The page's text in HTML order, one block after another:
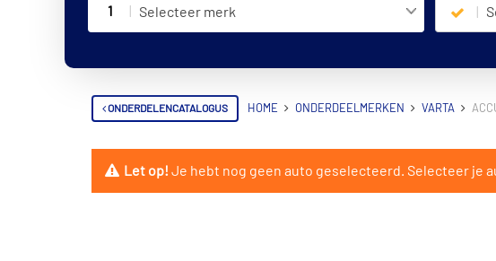
1 Selecteer merk
ONDERDELENCATALOGUS HOME ONDERDEELMERKEN VARTA
Let op!Je hebt nog geen auto geselecteerd. Selecteer je